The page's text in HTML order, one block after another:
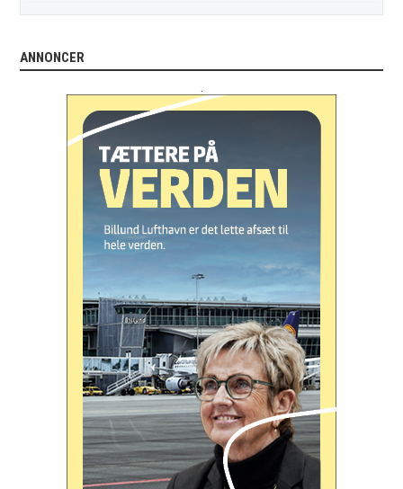
ANNONCER